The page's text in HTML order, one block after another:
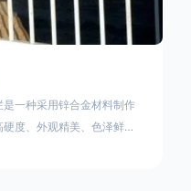
一种采用锌合金材料制作
度、外观精美、色泽鲜艳